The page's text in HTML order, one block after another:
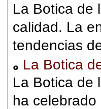
La Botica de
calidad. La
tendencias
La Botica
La Botica de
ha